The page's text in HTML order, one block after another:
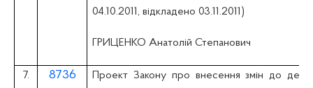
04.10.2011, відкладено 03.11.2011)
ГРИЦЕНКО Анатолій Степанович
7. 8736
Проект Закону про внесення змін до